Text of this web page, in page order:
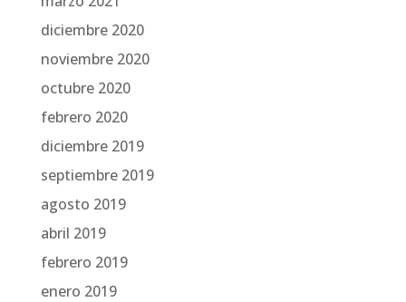
diciembre 2020
noviembre 2020
octubre 2020
febrero 2020
diciembre 2019
septiembre 2019
agosto 2019
abril 2019
febrero 2019
enero 2019